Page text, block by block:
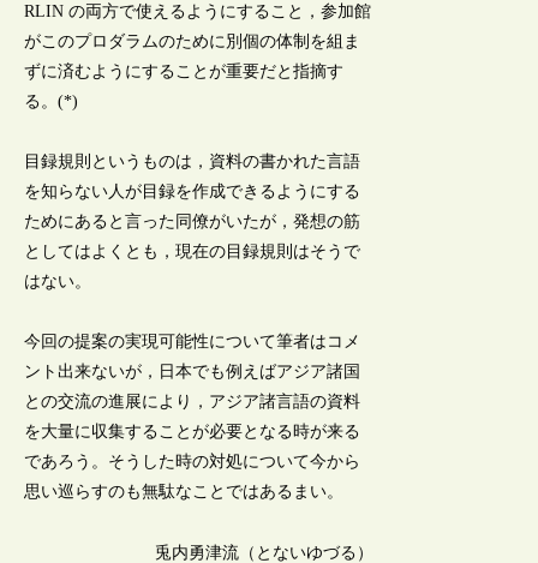
RLIN の両方で使えるようにすること，参加館
がこのプロダラムのために別個の体制を組ま
ずに済むようにすることが重要だと指摘す
る。(*)
目録規則というものは，資料の書かれた言語
を知らない人が目録を作成できるようにする
ためにあると言った同僚がいたが，発想の筋
としてはよくとも，現在の目録規則はそうで
はない。
今回の提案の実現可能性について筆者はコメ
ント出来ないが，日本でも例えばアジア諸国
との交流の進展により，アジア諸言語の資料
を大量に収集することが必要となる時が来る
であろう。そうした時の対処について今から
思い巡らすのも無駄なことではあるまい。
兎内勇津流（とないゆづる）